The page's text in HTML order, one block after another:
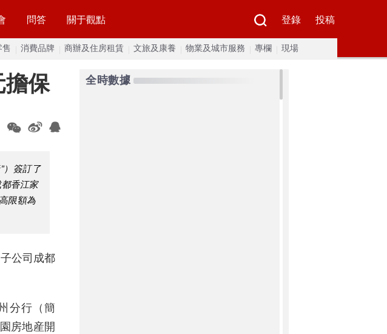
問答 關于觀點 登錄 投稿
消費品牌 商辦及住房租賃 文旅及康養 物業及城市服務 專欄 現場
擔保
）簽訂了
都香江家
限額為
公司成都
分行（簡
房地産開
全時數據